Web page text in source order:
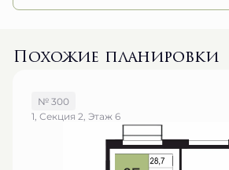
Похожие планировки
№ 300
1, Секция 2, Этаж 6